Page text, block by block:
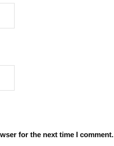
for the next time I comment.